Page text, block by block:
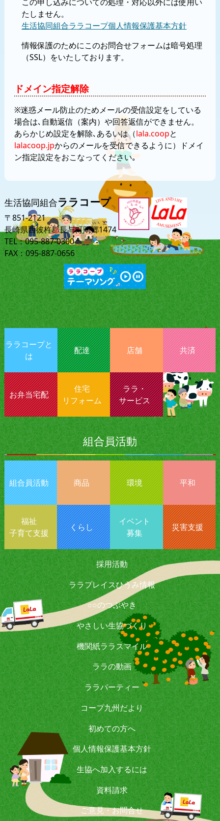
たしません。
生活協同組合ララコープ個人情報保護基本方針
情報保護のためにこのお問合せフォームは暗号処理
（SSL）をいたしております。
ドメイン指定解除
※迷惑メール防止のためメールの受信設定をしている
場合は､自動返信（案内）や回答返信ができません。
あらかじめ設定を解除､あるいは（lala.coopと
lalacoop.jpからのメールを受信できるように）ドメイ
ン指定設定をおこなってください｡
生活協同組合ララコープ
〒851-2121
長崎県西彼杵郡長与町岡郷1474
TEL：095-887-0300
FAX：095-887-0656
ララコープと
は
配達 店舗 共済
お弁当宅配
住宅
リフォーム
ララ・
サービス
組合員活動
組合員活動 商品 環境 平和
福祉
子育て支援
くらし
イベント
募集
災害支援
採用活動
ララプレイスひうみ情報
○○のつぶやき
やさしい生協づくり
機関紙ララスマイル
ララの動画
ララパーティー
コープ九州だより
初めての方へ
個人情報保護基本方針
生協へ加入するには
資料請求
ご意見・お問合せ